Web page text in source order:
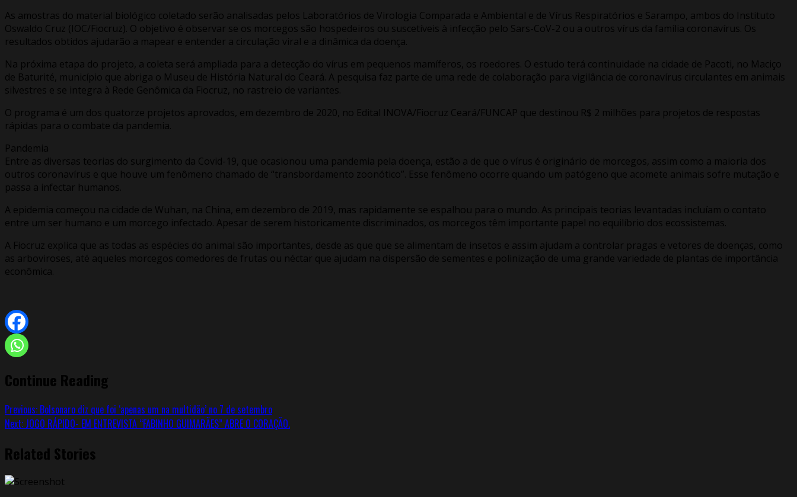
As amostras do material biológico coletado serão analisadas pelos Laboratórios de Virologia Comparada e Ambiental e de Vírus Respiratórios e Sarampo, ambos do Instituto
Oswaldo Cruz (IOC/Fiocruz). O objetivo é observar se os morcegos são hospedeiros ou suscetíveis à infecção pelo Sars-CoV-2 ou a outros vírus da família coronavírus. Os
resultados obtidos ajudarão a mapear e entender a circulação viral e a dinâmica da doença.
Na próxima etapa do projeto, a coleta será ampliada para a detecção do vírus em pequenos mamíferos, os roedores. O estudo terá continuidade na cidade de Pacoti, no Maciço
de Baturité, município que abriga o Museu de História Natural do Ceará. A pesquisa faz parte de uma rede de colaboração para vigilância de coronavírus circulantes em animais
silvestres e se integra à Rede Genômica da Fiocruz, no rastreio de variantes.
O programa é um dos quatorze projetos aprovados, em dezembro de 2020, no Edital INOVA/Fiocruz Ceará/FUNCAP que destinou R$ 2 milhões para projetos de respostas
rápidas para o combate da pandemia.
Pandemia
Entre as diversas teorias do surgimento da Covid-19, que ocasionou uma pandemia pela doença, estão a de que o vírus é originário de morcegos, assim como a maioria dos
outros coronavírus e que houve um fenômeno chamado de “transbordamento zoonótico”. Esse fenômeno ocorre quando um patógeno que acomete animais sofre mutação e
passa a infectar humanos.
A epidemia começou na cidade de Wuhan, na China, em dezembro de 2019, mas rapidamente se espalhou para o mundo. As principais teorias levantadas incluíam o contato
entre um ser humano e um morcego infectado. Apesar de serem historicamente discriminados, os morcegos têm importante papel no equilíbrio dos ecossistemas.
A Fiocruz explica que as todas as espécies do animal são importantes, desde as que que se alimentam de insetos e assim ajudam a controlar pragas e vetores de doenças, como
as arboviroses, até aqueles morcegos comedores de frutas ou néctar que ajudam na dispersão de sementes e polinização de uma grande variedade de plantas de importância
econômica.
Continue Reading
Previous: Bolsonaro diz que foi ‘apenas um na multidão’ no 7 de setembro
Next: JOGO RÁPIDO- EM ENTREVISTA “FABINHO GUIMARÃES” ABRE O CORAÇÃO.
Related Stories